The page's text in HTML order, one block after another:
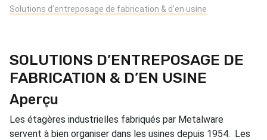
Solutions d’entreposage de fabrication & d’en usine
SOLUTIONS D’ENTREPOSAGE DE
FABRICATION & D’EN USINE
Aperçu
Les étagères industrielles fabriqués par Metalware
servent à bien organiser dans les usines depuis 1954. Les